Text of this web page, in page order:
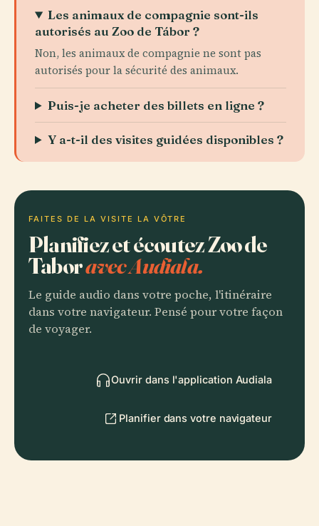
Les animaux de compagnie sont-ils
autorisés au Zoo de Tábor ?
Non, les animaux de compagnie ne sont pas
autorisés pour la sécurité des animaux.
Puis-je acheter des billets en ligne ?
Y a-t-il des visites guidées disponibles ?
FAITES DE LA VISITE LA VÔTRE
Planifiez et écoutez Zoo de
Taboravec Audiala.
Le guide audio dans votre poche, l'itinéraire
dans votre navigateur. Pensé pour votre façon
de voyager.
Ouvrir dans l'application Audiala
Planifier dans votre navigateur